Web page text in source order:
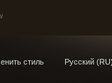
стиль Русский